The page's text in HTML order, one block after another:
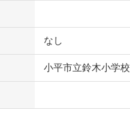
なし
小平市立鈴木小学校